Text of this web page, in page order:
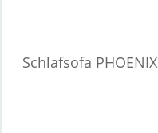
Schlafsofa PHOENIX